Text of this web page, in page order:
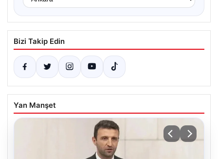
Bizi Takip Edin
Yan Manşet